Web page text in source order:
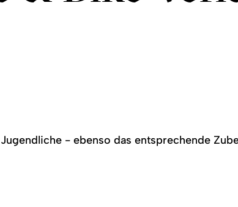
- ebenso das entsprechende